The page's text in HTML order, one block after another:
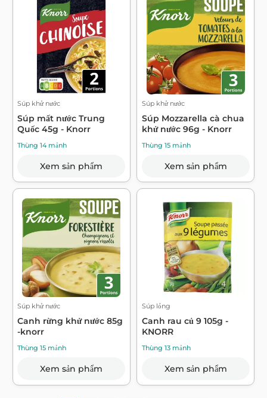
Súp khử nước
Súp mất nước Trung
Quốc 45g - Knorr
Thùng 14 mảnh
Xem sản phẩm
Súp khử nước
Súp Mozzarella cà chua
khử nước 96g - Knorr
Thùng 15 mảnh
Xem sản phẩm
Súp khử nước
Canh rừng khử nước 85g
-knorr
Thùng 15 mảnh
Xem sản phẩm
Súp lỏng
Canh rau củ 9 105g -
KNORR
Thùng 13 mảnh
Xem sản phẩm